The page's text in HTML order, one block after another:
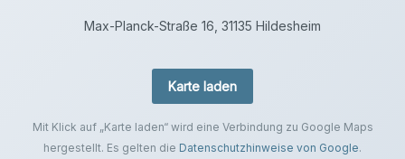
Max-Planck-Straße 16, 31135 Hildesheim
Karte laden
Mit Klick auf „Karte laden“ wird eine Verbindung zu Google Maps
hergestellt. Es gelten die Datenschutzhinweise von Google.